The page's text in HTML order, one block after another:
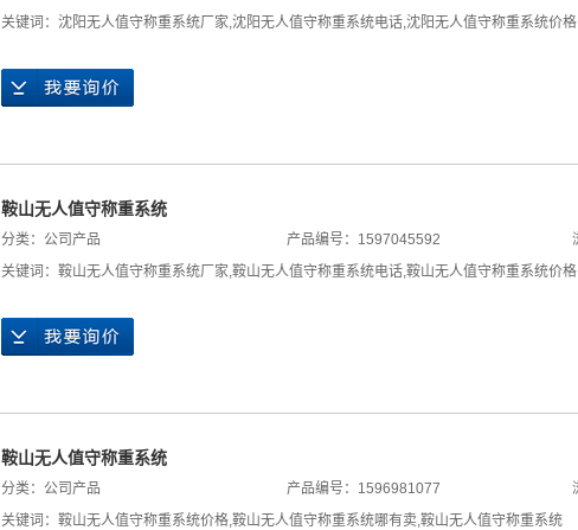
关键词： 沈阳无人值守称重系统厂家,沈阳无人值守称重系统电话,沈阳无人值守称重系统价格
鞍山无人值守称重系统
分类： 公司产品 产品编号：1597045592
关键词： 鞍山无人值守称重系统厂家,鞍山无人值守称重系统电话,鞍山无人值守称重系统价格
鞍山无人值守称重系统
分类： 公司产品 产品编号：1596981077
关键词： 鞍山无人值守称重系统价格,鞍山无人值守称重系统哪有卖,鞍山无人值守称重系统